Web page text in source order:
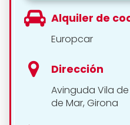
Alquiler de
Europcar
Dirección
Avinguda Vila de
de Mar, Girona